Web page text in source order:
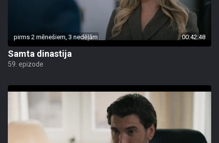
pirms 2 mēnešiem, 3 nedēļām 00:42:48
Samta dinastija
59. epizode